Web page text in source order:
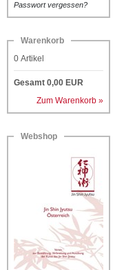
Passwort vergessen?
Warenkorb
0 Artikel
Gesamt 0,00 EUR
Zum Warenkorb »
Webshop